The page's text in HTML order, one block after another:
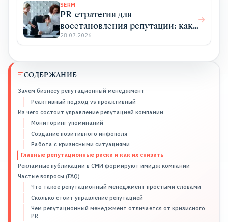
СОДЕРЖАНИЕ
Зачем бизнесу репутационный менеджмент
Реактивный подход vs проактивный
Из чего состоит управление репутацией компании
Мониторинг упоминаний
Создание позитивного инфополя
Работа с кризисными ситуациями
Главные репутационные риски и как их снизить
Рекламные публикации в СМИ формируют имидж компании
Частые вопросы (FAQ)
Что такое репутационный менеджмент простыми словами
Сколько стоит управление репутацией
Чем репутационный менеджмент отличается от кризисного
PR
SERM
PR-стратегия для
восстановления репутации: как
исправить ошибки и вернуть
доверие
28.07.2026